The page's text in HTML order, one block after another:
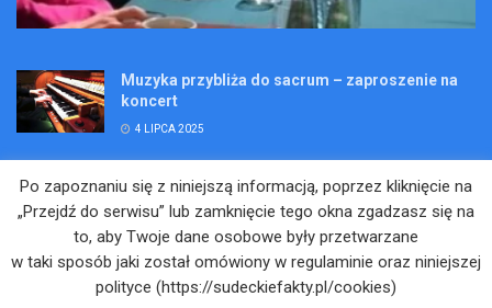
Muzyka przybliża do sacrum – zaproszenie na
koncert
4 LIPCA 2025
Kopalniane Ekspedycje
Adam Maciejczyk: „Chcemy przełamywać
bariery. Nie tylko bólu…”
Po zapoznaniu się z niniejszą informacją, poprzez kliknięcie na
„Przejdź do serwisu” lub zamknięcie tego okna zgadzasz się na
to, aby Twoje dane osobowe były przetwarzane
w taki sposób jaki został omówiony w regulaminie oraz niniejszej
polityce (https://sudeckiefakty.pl/cookies)